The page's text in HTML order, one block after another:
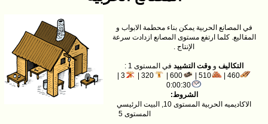
في المصانع الحربية يمكن بناء محطمة الابواب و
المقاليع. كلما ارتفع مستوى المصانع ازدادت سرعة
الإنتاج .
التكاليف و وقت التشييد في المستوى 1 :
460 |
510 |
600 |
320 |
3 |
0:00:30
الشروط:
الاكاديميه الحربية المستوى 10, البيت الرئيسي
المستوى 5